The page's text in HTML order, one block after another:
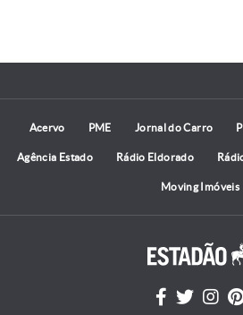
Acervo PME Jornal do Carro
Agência Estado Rádio Eldorado
Moving Imóveis